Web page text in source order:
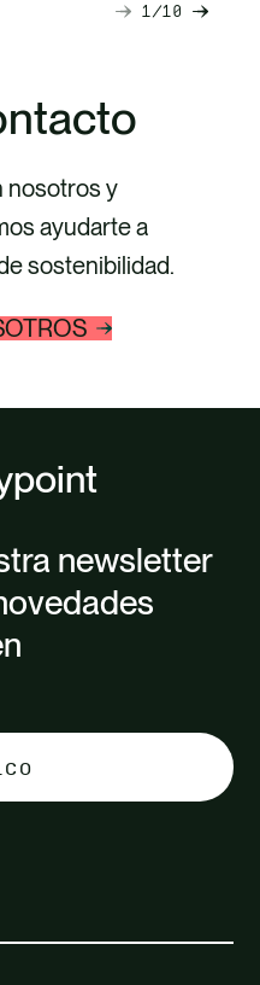
Diapositiva
1 10
nosotros y
ayudarte a
sostenibilidad.
newsletter